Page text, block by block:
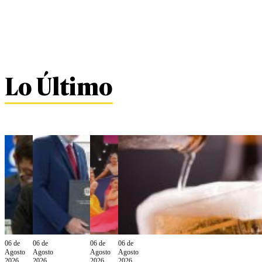
Lo Último
06 de
Agosto
06 de
Agosto
06 de
Agosto
06 de
Agosto